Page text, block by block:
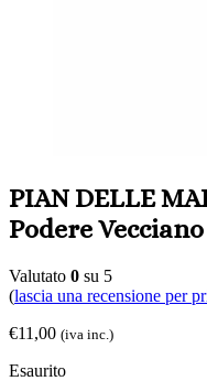
PIAN DELLE
Podere Vecciano
Valutato 0 su 5
(lascia una recensione per
€11,00 (iva inc.)
Esaurito